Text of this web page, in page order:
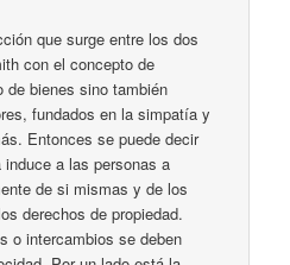
que surge entre los dos
con el concepto de
de bienes sino también
fundados en la simpatía y
Entonces se puede decir
a las personas a
de si mismas y de los
derechos de propiedad.
o intercambios se deben